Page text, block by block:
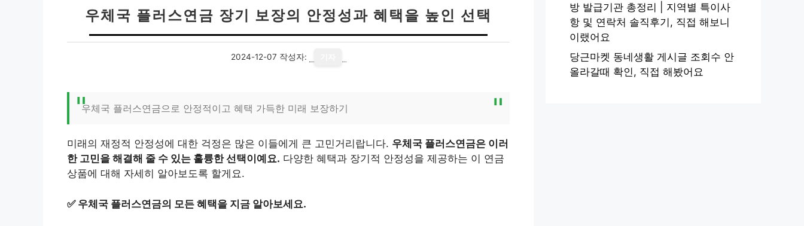
우체국 플러스연금 장기 보장의 안정성과 혜택을 높인 선택
2024-12-07 작성자:
우체국 플러스연금으로 안정적이고 혜택 가득한 미래 보장하기
미래의 재정적 안정성에 대한 걱정은 많은 이들에게 큰 고민거리랍니다. 우체국 플러스연금은 이러
한 고민을 해결해 줄 수 있는 훌륭한 선택이예요. 다양한 혜택과 장기적 안정성을 제공하는 이 연금
상품에 대해 자세히 알아보도록 할게요.
✅ 우체국 플러스연금의 모든 혜택을 지금 알아보세요.
방 발급기관 총정리 | 지역별 특이사
항 및 연락처 솔직후기, 직접 해보니
이랬어요
당근마켓 동네생활 게시글 조회수 안
올라갈때 확인, 직접 해봤어요